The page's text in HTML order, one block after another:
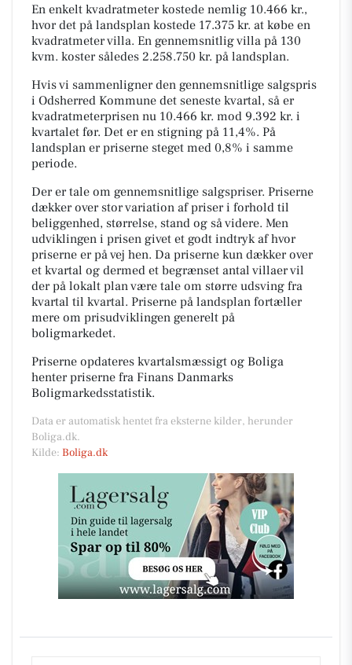
En enkelt kvadratmeter kostede nemlig 10.466 kr.,
hvor det på landsplan kostede 17.375 kr. at købe en
kvadratmeter villa. En gennemsnitlig villa på 130
kvm. koster således 2.258.750 kr. på landsplan.
Hvis vi sammenligner den gennemsnitlige salgspris
i Odsherred Kommune det seneste kvartal, så er
kvadratmeterprisen nu 10.466 kr. mod 9.392 kr. i
kvartalet før. Det er en stigning på 11,4%. På
landsplan er priserne steget med 0,8% i samme
periode.
Der er tale om gennemsnitlige salgspriser. Priserne
dækker over stor variation af priser i forhold til
beliggenhed, størrelse, stand og så videre. Men
udviklingen i prisen givet et godt indtryk af hvor
priserne er på vej hen. Da priserne kun dækker over
et kvartal og dermed et begrænset antal villaer vil
der på lokalt plan være tale om større udsving fra
kvartal til kvartal. Priserne på landsplan fortæller
mere om prisudviklingen generelt på
boligmarkedet.
Priserne opdateres kvartalsmæssigt og Boliga
henter priserne fra Finans Danmarks
Boligmarkedsstatistik.
Data er automatisk hentet fra eksterne kilder, herunder
Boliga.dk.
Kilde: Boliga.dk